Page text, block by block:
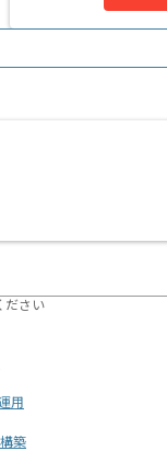
ださい
用
築